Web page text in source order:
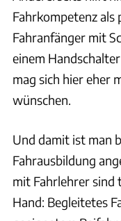
Fahrkompetenz
Fahranfänger mit
einem
mag sich hier eher
wünschen.
Und damit ist man
Fahrausbildung
mit Fahrlehrer sind
Hand: Begleitetes